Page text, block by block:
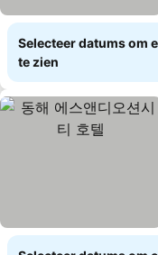
Selecteer datums om
te zien